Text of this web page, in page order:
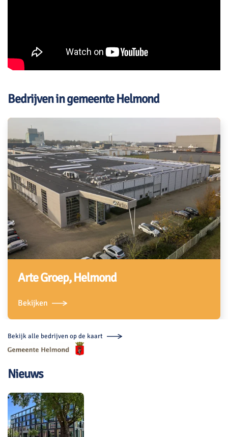
Bedrijven in gemeente Helmond
Arte Groep, Helmond
Bekijken
Bekijk alle bedrijven op de kaart
Nieuws